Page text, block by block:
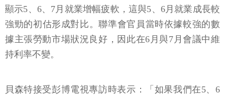
顯示5、6、7月就業增幅疲軟，這與5、6月就業成長較
強勁的初估形成對比。聯準會官員當時依據較強的數
據主張勞動市場狀況良好，因此在6月與7月會議中維
持利率不變。
貝森特接受彭博電視專訪時表示：「如果我們在5、6